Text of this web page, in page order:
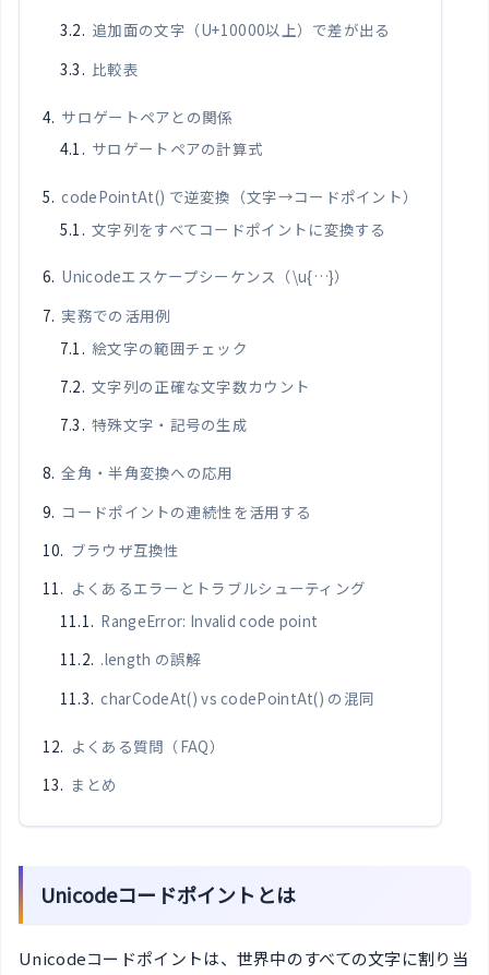
追加面の文字（U+10000以上）で差が出る
比較表
サロゲートペアとの関係
サロゲートペアの計算式
codePointAt() で逆変換（文字→コードポイント）
文字列をすべてコードポイントに変換する
Unicodeエスケープシーケンス（\u{…}）
実務での活用例
絵文字の範囲チェック
文字列の正確な文字数カウント
特殊文字・記号の生成
全角・半角変換への応用
コードポイントの連続性を活用する
ブラウザ互換性
よくあるエラーとトラブルシューティング
RangeError: Invalid code point
.length の誤解
charCodeAt() vs codePointAt() の混同
よくある質問（FAQ）
まとめ
Unicodeコードポイントとは
Unicodeコードポイントは、世界中のすべての文字に割り当